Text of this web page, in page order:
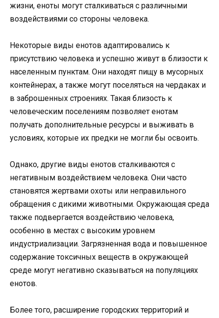
жизни, еноты могут сталкиваться с различными
воздействиями со стороны человека.
Некоторые виды енотов адаптировались к
присутствию человека и успешно живут в близости к
населенным пунктам. Они находят пищу в мусорных
контейнерах, а также могут поселяться на чердаках и
в заброшенных строениях. Такая близость к
человеческим поселениям позволяет енотам
получать дополнительные ресурсы и выживать в
условиях, которые их предки не могли бы освоить.
Однако, другие виды енотов сталкиваются с
негативным воздействием человека. Они часто
становятся жертвами охоты или неправильного
обращения с дикими животными. Окружающая среда
также подвергается воздействию человека,
особенно в местах с высоким уровнем
индустриализации. Загрязненная вода и повышенное
содержание токсичных веществ в окружающей
среде могут негативно сказываться на популяциях
енотов.
Более того, расширение городских территорий и